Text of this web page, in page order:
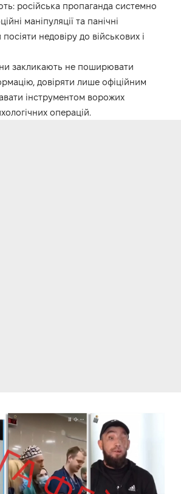
російська пропаганда системно
маніпуляції та панічні
недовіру до військових і
закликають не поширювати
довіряти лише офіційним
інструментом ворожих
операцій.